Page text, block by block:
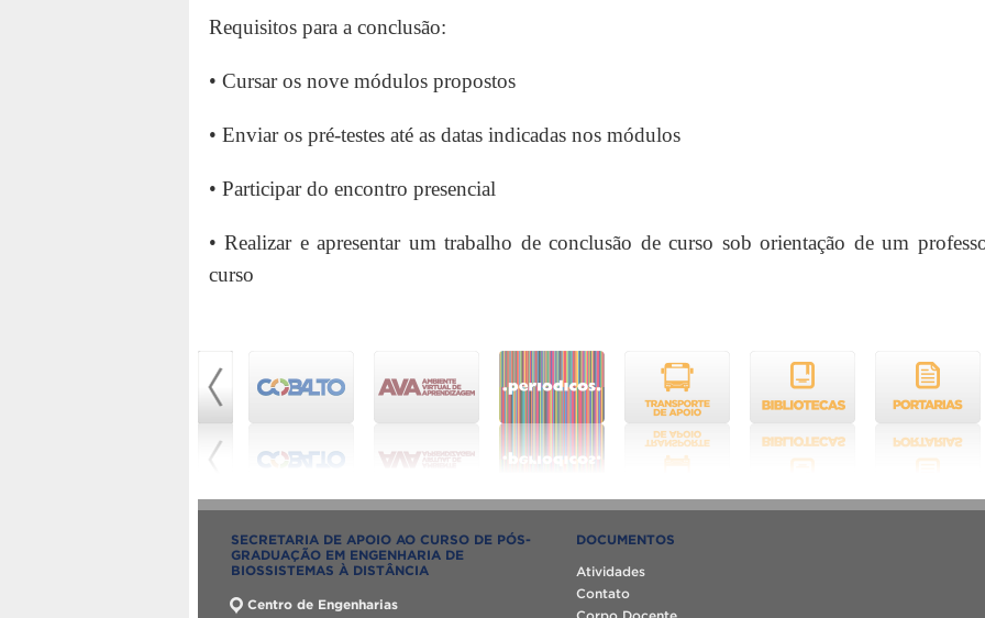
Requisitos para a conclusão:
• Cursar os nove módulos propostos
• Enviar os pré-testes até as datas indicadas nos módulos
• Participar do encontro presencial
• Realizar e apresentar um trabalho de conclusão de curso sob orientação de um
curso
SECRETARIA DE APOIO AO CURSO DE PÓS-
GRADUAÇÃO EM ENGENHARIA DE
BIOSSISTEMAS À DISTÂNCIA
Centro de Engenharias
DOCUMENTOS
Atividades
Contato
Corpo Docente